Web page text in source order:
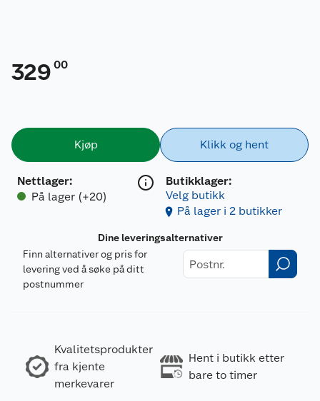
329 00
Kjøp
Nettlager:
På lager (+20)
Klikk og hent
Butikklager:
Velg butikk
På lager i 2 butikker
Dine leveringsalternativer
Finn alternativer og pris for
levering ved å søke på ditt
postnummer
Kvalitetsprodukter
fra kjente
merkevarer
Hent i butikk etter
bare to timer